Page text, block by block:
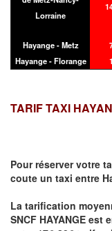
Lorraine
Hayange - Metz
Hayange - Florange
TARIF TAXI
Pour réserver votre
coute un taxi entre
La tarification
SNCF HAYANGE est